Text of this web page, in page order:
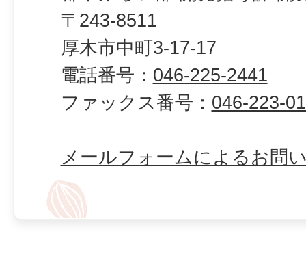
〒243-8511
厚木市中町3-17-17
電話番号： 046-225-2441
ファックス番号： 046-223-
メールフォームによるお問